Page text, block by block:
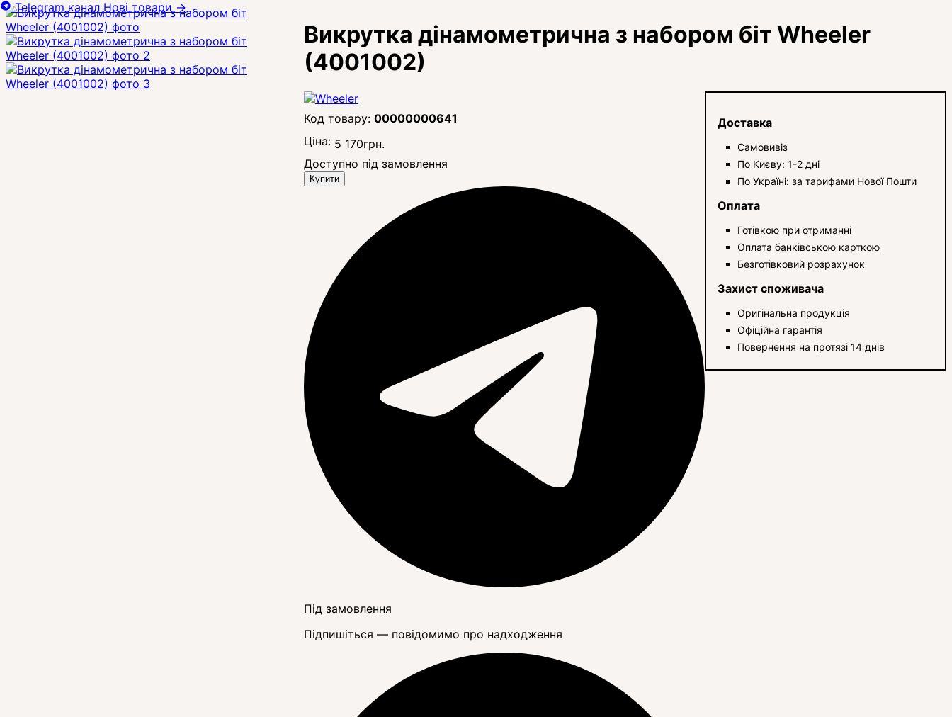
Викрутка дінамометрична з набором біт Wheeler
(4001002)
00000000641
Ціна: 5 170грн.
Доступно під замовлення
Купити
Під замовлення
Підпишіться — повідомимо про надходження
Доставка
Самовивіз
По Києву: 1-2 дні
По Україні: за тарифами Нової Пошти
Оплата
Готівкою при отриманні
Оплата банківською карткою
Безготівковий розрахунок
Захист споживача
Оригінальна продукція
Офіційна гарантія
Повернення на протязі 14 днів
Telegram канал Нові товари →